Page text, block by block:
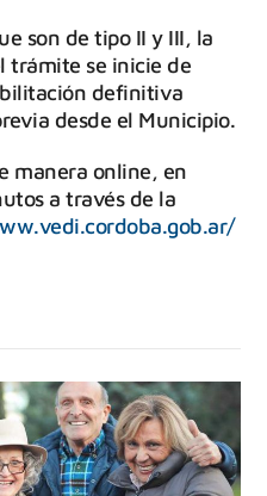
son de tipo II y III, la
trámite se inicie de
definitiva
desde el Municipio.
manera online, en
a través de la